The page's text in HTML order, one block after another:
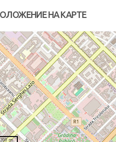
НА КАРТЕ
200 m